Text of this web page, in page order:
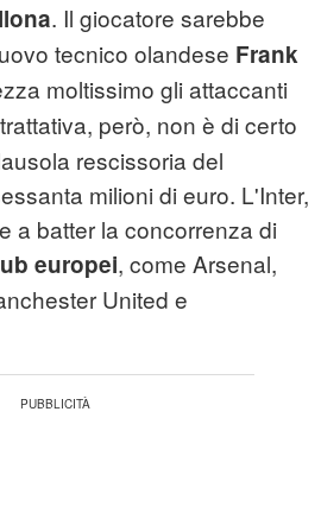
. Il giocatore sarebbe
tecnico olandese Frank
moltissimo gli attaccanti
però, non è di certo
rescissoria del
milioni di euro. L'Inter,
a batter la concorrenza di
europei, come Arsenal,
United e